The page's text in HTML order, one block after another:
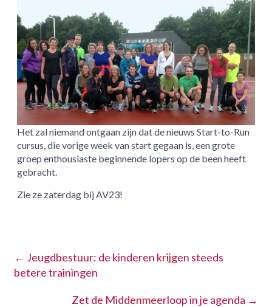
Het zal niemand ontgaan zijn dat de nieuws Start-to-Run
cursus, die vorige week van start gegaan is, een grote
groep enthousiaste beginnende lopers op de been heeft
gebracht.
Zie ze zaterdag bij AV23!
← Jeugdbestuur: de kinderen krijgen steeds
betere trainingen
Zet de Middenmeerloop in je agenda →